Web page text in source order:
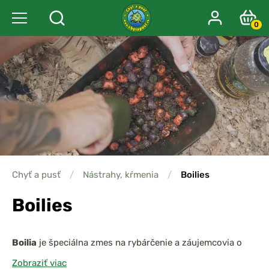
0
Chyť a pusť / Nástrahy, kŕmenia / Boilies
Boilies
Boilia je špeciálna zmes na rybárčenie a záujemcovia o
chytanie rýb sa s ňou stretávajú už dlhé roky. Najrôznejšie
Zobraziť viac